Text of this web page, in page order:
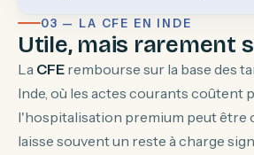
03 — LA CFE EN INDE
Utile, mais rarement
La CFE rembourse sur la base des
Inde, où les actes courants coûtent
l'hospitalisation premium peut être
laisse souvent un reste à charge